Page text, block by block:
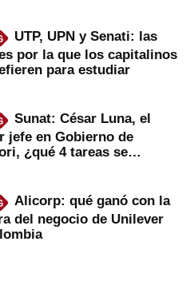
UTP, UPN y Senati: las
por la que los capitalinos
para estudiar
Sunat: César Luna, el
jefe en Gobierno de
¿qué 4 tareas se
Alicorp: qué ganó con la
del negocio de Unilever